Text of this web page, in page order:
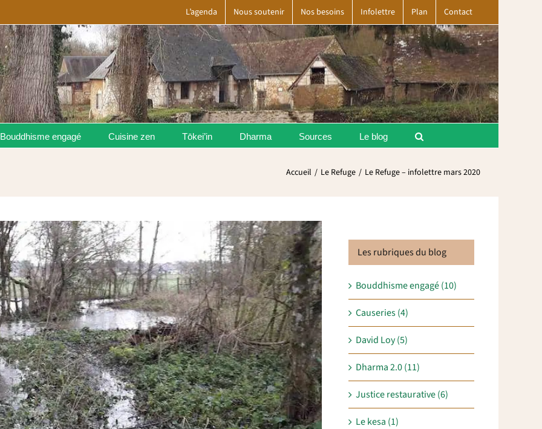
L’agenda Nous soutenir Nos besoins Infolettre Plan Contact
Bouddhisme engagé Cuisine zen Tōkei’in Dharma Sources Le blog
Accueil Le Refuge Le Refuge – infolettre mars 2020
Les rubriques du blog
Bouddhisme engagé (10)
Causeries (4)
David Loy (5)
Dharma 2.0 (11)
Justice restaurative (6)
Le kesa (1)